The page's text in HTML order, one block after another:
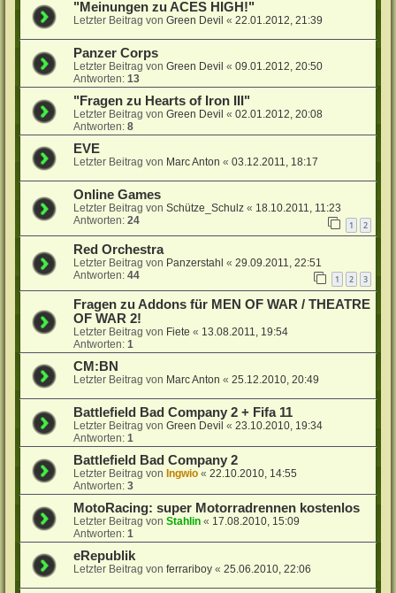
"Meinungen zu ACES HIGH!"
Letzter Beitrag vonGreen Devil «22.01.2012, 21:39
Panzer Corps
Letzter Beitrag vonGreen Devil «09.01.2012, 20:50
Antworten:13
"Fragen zu Hearts of Iron III"
Letzter Beitrag vonGreen Devil «02.01.2012, 20:08
Antworten:8
EVE
Letzter Beitrag von Marc Anton «03.12.2011, 18:17
Online Games
Letzter Beitrag vonSchütze_Schulz « 18.10.2011, 11:23
Antworten:24 1 2
Red Orchestra
Letzter Beitrag von Panzerstahl «29.09.2011, 22:51
Antworten:44 1 2 3
Fragen zu Addons für MEN OF WAR / THEATRE
OF WAR 2!
Letzter Beitrag von Fiete « 13.08.2011, 19:54
Antworten:1
CM:BN
Letzter Beitrag von Marc Anton «25.12.2010, 20:49
Battlefield Bad Company 2 + Fifa 11
Letzter Beitrag vonGreen Devil «23.10.2010, 19:34
Antworten:1
Battlefield Bad Company 2
Letzter Beitrag vonIngwio «22.10.2010, 14:55
Antworten:3
MotoRacing: super Motorradrennen kostenlos
Letzter Beitrag vonStahlin « 17.08.2010, 15:09
Antworten:1
eRepublik
Letzter Beitrag vonferrariboy «25.06.2010, 22:06